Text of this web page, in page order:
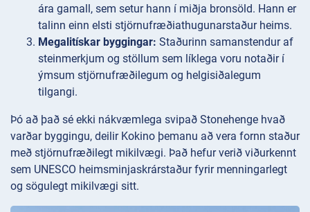
ára gamall, sem setur hann í miðja bronsöld. Hann er
talinn einn elsti stjörnufræðiathugunarstaður heims.
Megalitískar byggingar: Staðurinn samanstendur af
steinmerkjum og stöllum sem líklega voru notaðir í
ýmsum stjörnufræðilegum og helgisiðalegum
tilgangi.
Þó að það sé ekki nákvæmlega svipað Stonehenge hvað
varðar byggingu, deilir Kokino þemanu að vera fornn staður
með stjörnufræðilegt mikilvægi. Það hefur verið viðurkennt
sem UNESCO heimsminjaskrárstaður fyrir menningarlegt
og sögulegt mikilvægi sitt.